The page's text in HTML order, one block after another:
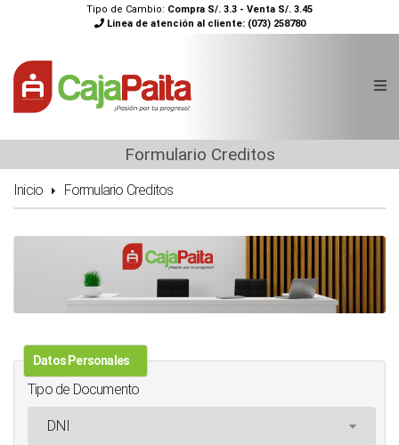
Tipo de Cambio: Compra S/. 3.3 - Venta S/. 3.45
Linea de atención al cliente: (073) 258780
Formulario Creditos
Inicio Formulario Creditos
Datos Personales
Tipo de Documento